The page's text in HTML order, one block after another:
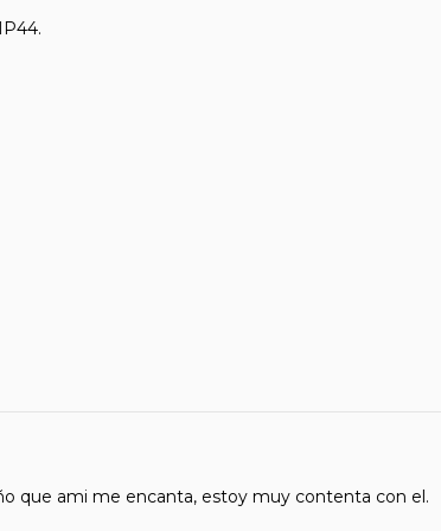
que ami me encanta, estoy muy contenta con el.